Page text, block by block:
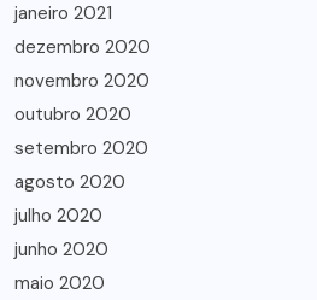
janeiro 2021
dezembro 2020
novembro 2020
outubro 2020
setembro 2020
agosto 2020
julho 2020
junho 2020
maio 2020